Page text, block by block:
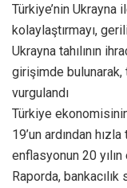
Türkiye’nin Ukrayna
kolaylaştırmayı,
Ukrayna tahılının
girişimde bulunarak,
vurgulandı
Türkiye
19’un ardından
enflasyonun 20
Raporda,